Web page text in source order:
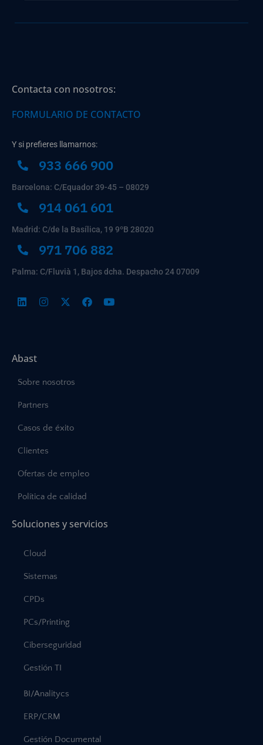
Contacta con nosotros:
FORMULARIO DE CONTACTO
Y si prefieres llamarnos:
933 666 900
Barcelona: C/Equador 39-45 – 08029
914 061 601
Madrid: C/de la Basílica, 19 9ºB 28020
971 706 882
Palma: C/Fluvià 1, Bajos dcha. Despacho 24 07009
Abast
Sobre nosotros
Partners
Casos de éxito
Clientes
Ofertas de empleo
Política de calidad
Soluciones y servicios
Cloud
Sistemas
CPDs
PCs/Printing
Ciberseguridad
Gestión TI
BI/Analitycs
ERP/CRM
Gestión Documental